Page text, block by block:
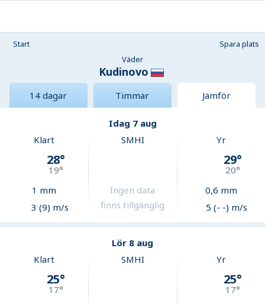
Start
Spara plats
Väder
Kudinovo
14 dagar Timmar Jämför
Idag 7 aug
Klart
28°
19°
1 mm
3 (9) m/s
SMHI
Ingen data
finns tillgänglig
Yr
29°
20°
0,6 mm
5 (- -) m/s
Lör 8 aug
Klart
25°
17°
SMHI Yr
25°
17°